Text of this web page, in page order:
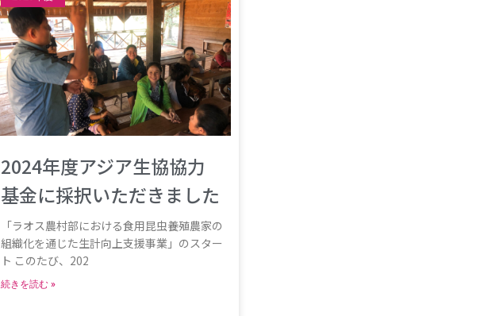
2024年度アジア生協協力
基金に採択いただきました
「ラオス農村部における食用昆虫養殖農家の
組織化を通じた生計向上支援事業」のスター
ト このたび、202
続きを読む »